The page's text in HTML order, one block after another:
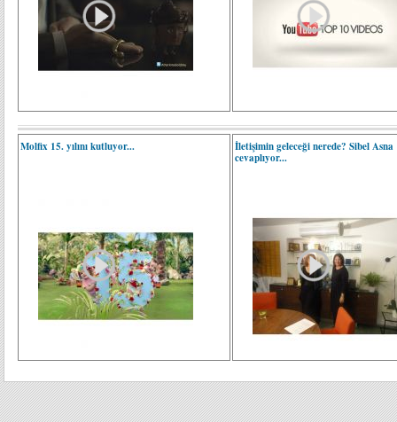
Molfix 15. yılını kutluyor...
İletişimin geleceği nerede? Sibel Asna
cevaplıyor...